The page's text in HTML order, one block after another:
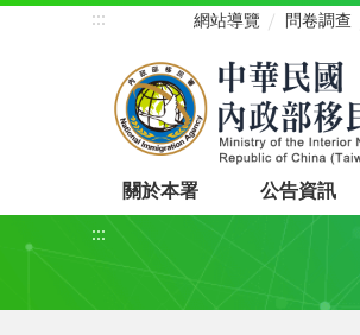
::: 網站導覽 問卷調查
關於本署 公告資訊
:::